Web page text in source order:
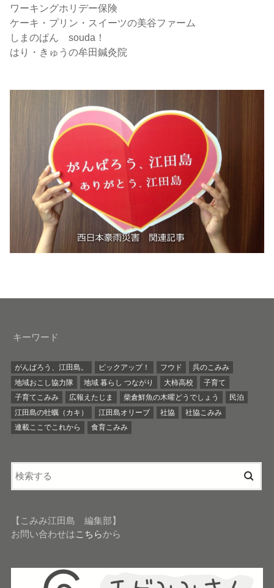
ワーキングホリデー保険
ケーキ・プリン・スイーツの美谷ファーム
しまのぱん souda！
はり・きゅうの牟田鍼灸院
キーワード
がんばろう、江田島。 ピックアップ！ フウド
呉のこみみ
地域おこし協力隊
地域 暮らし つながり 大柿高校
子育て
子育てこみみ
広報えたじま 柴倉鮮魚の木曜どうでしょう
民泊
江田島の牡蠣（カキ）
江田島オリーブ 社協
社協こみみ
連載ここでこれから
食育こみみ
【こみみ江田島 編集部】
お問い合わせはこちらから